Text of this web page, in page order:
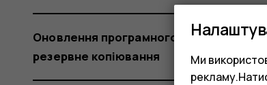
Оновлення програмного забезпечення
резервне копіювання
Ми